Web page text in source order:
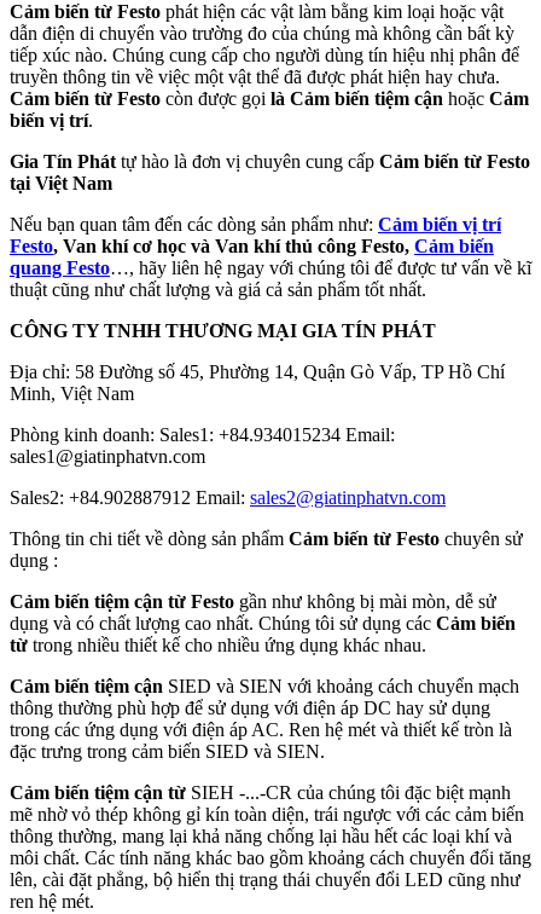
Cảm biến từ Festo phát hiện các vật làm bằng kim loại hoặc vật
dẫn điện di chuyển vào trường đo của chúng mà không cần bất kỳ
tiếp xúc nào. Chúng cung cấp cho người dùng tín hiệu nhị phân để
truyền thông tin về việc một vật thể đã được phát hiện hay chưa.
Cảm biến từ Festo còn được gọi là Cảm biến tiệm cận hoặc Cảm
biến vị trí.
Gia Tín Phát tự hào là đơn vị chuyên cung cấp Cảm biến từ Festo
tại Việt Nam
Nếu bạn quan tâm đến các dòng sản phẩm như: Cảm biến vị trí
Festo, Van khí cơ học và Van khí thủ công Festo, Cảm biến
quang Festo…, hãy liên hệ ngay với chúng tôi để được tư vấn về kĩ
thuật cũng như chất lượng và giá cả sản phẩm tốt nhất.
CÔNG TY TNHH THƯƠNG MẠI GIA TÍN PHÁT
Địa chỉ: 58 Đường số 45, Phường 14, Quận Gò Vấp, TP Hồ Chí
Minh, Việt Nam
Phòng kinh doanh: Sales1: +84.934015234 Email:
sales1@giatinphatvn.com
Sales2: +84.902887912 Email: sales2@giatinphatvn.com
Thông tin chi tiết về dòng sản phẩm Cảm biến từ Festo chuyên sử
dụng :
Cảm biến tiệm cận từ Festo gần như không bị mài mòn, dễ sử
dụng và có chất lượng cao nhất. Chúng tôi sử dụng các Cảm biến
từ trong nhiều thiết kế cho nhiều ứng dụng khác nhau.
Cảm biến tiệm cận SIED và SIEN với khoảng cách chuyển mạch
thông thường phù hợp để sử dụng với điện áp DC hay sử dụng
trong các ứng dụng với điện áp AC. Ren hệ mét và thiết kế tròn là
đặc trưng trong cảm biến SIED và SIEN.
Cảm biến tiệm cận từ SIEH -...-CR của chúng tôi đặc biệt mạnh
mẽ nhờ vỏ thép không gỉ kín toàn diện, trái ngược với các cảm biến
thông thường, mang lại khả năng chống lại hầu hết các loại khí và
môi chất. Các tính năng khác bao gồm khoảng cách chuyển đổi tăng
lên, cài đặt phẳng, bộ hiển thị trạng thái chuyển đổi LED cũng như
ren hệ mét.